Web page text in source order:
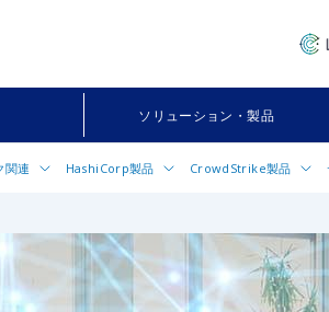
ソリューション・製品
）
ウド
関連
チームビューワー）
IoT
Application
HashiCorp製品
HashiCorp（ハシコープ）
Vault（ヴォルト）
Terraform（テラフォーム）
CrowdStrike製品
CrowdStrike製品
Falcon Prevent／
Falcon Adversary
メインフ
Elastic
ク）
イン
VMO
ス）